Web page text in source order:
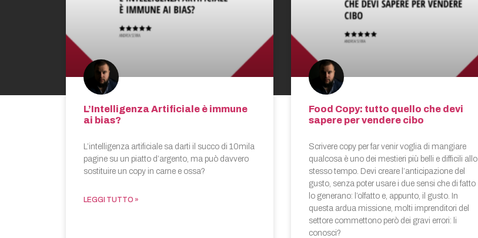
L’Intelligenza Artificiale è immune
ai bias?
L’intelligenza artificiale sa darti il succo di 10mila
pagine su un piatto d’argento, ma può davvero
sostituire un copy in carne e ossa?
LEGGI TUTTO »
Food Copy: tutto quello che devi
sapere per vendere cibo
Scrivere copy per far venir voglia di mangiare
qualcosa è uno dei mestieri più belli e difficili allo
stesso tempo. Devi creare l’anticipazione del
gusto, senza poter usare i due sensi che di fatto
lo generano: l’olfatto e, appunto, il gusto. In
questa ardua missione, molti imprenditori del
settore commettono però dei gravi errori: li
conosci?